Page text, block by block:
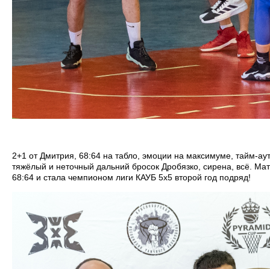
2+1 от Дмитрия, 68:64 на табло, эмоции на максимуме, тайм-
тяжёлый и неточный дальний бросок Дробязко, сирена, всё.
68:64 и стала чемпионом лиги КАУБ 5x5 второй год подряд!